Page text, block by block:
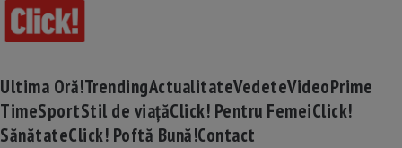
Ultima Oră!TrendingActualitateVedeteVideoPrime
TimeSportStil de viațăClick! Pentru FemeiClick!
SănătateClick! Poftă Bună!Contact